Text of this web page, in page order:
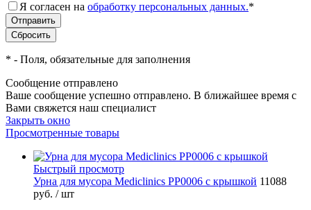
Я согласен на обработку персональных данных.*
* - Поля, обязательные для заполнения
Сообщение отправлено
Ваше сообщение успешно отправлено. В ближайшее время с
Вами свяжется наш специалист
Закрыть окно
Просмотренные товары
Быстрый просмотр
Урна для мусора Mediclinics PP0006 с крышкой 11088
руб. / шт